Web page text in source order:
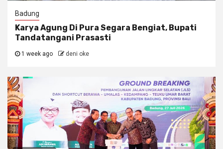
Badung
Karya Agung Di Pura Segara Bengiat, Bupati
Tandatangani Prasasti
1 week ago deni oke